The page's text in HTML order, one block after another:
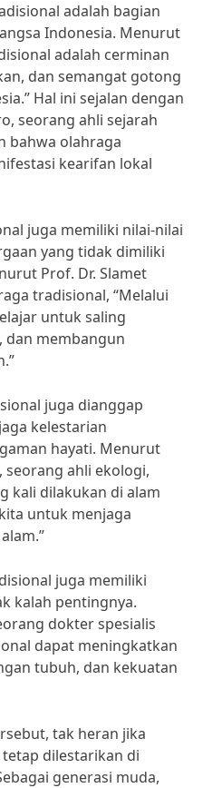
adalah bagian
Indonesia. Menurut
adalah cerminan
dan semangat gotong
Hal ini sejalan dengan
seorang ahli sejarah
bahwa olahraga
kearifan lokal
juga memiliki nilai-nilai
yang tidak dimiliki
Prof. Dr. Slamet
tradisional, “Melalui
untuk saling
dan membangun
juga dianggap
kelestarian
hayati. Menurut
seorang ahli ekologi,
kali dilakukan di alam
untuk menjaga
juga memiliki
kalah pentingnya.
dokter spesialis
dapat meningkatkan
tubuh, dan kekuatan
tak heran jika
dilestarikan di
generasi muda,